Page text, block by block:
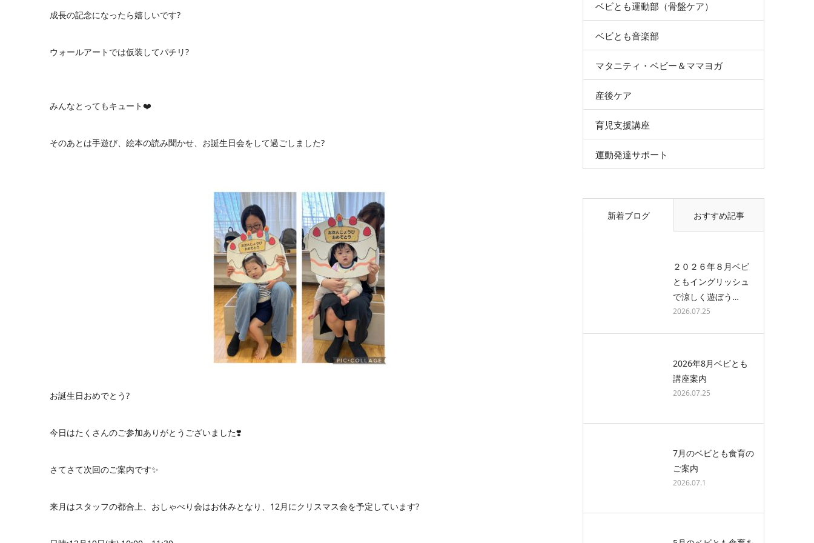
成長の記念になったら嬉しいです?
ウォールアートでは仮装してパチリ?
みんなとってもキュート❤️
そのあとは手遊び、絵本の読み聞かせ、お誕生日会をして過ごしました?
お誕生日おめでとう?
今日はたくさんのご参加ありがとうございました❣️
さてさて次回のご案内です✨
来月はスタッフの都合上、おしゃべり会はお休みとなり、12月にクリスマス会を予定しています?
ベビとも運動部（骨盤ケア）
ベビとも音楽部
マタニティ・ベビー＆ママヨガ
産後ケア
育児支援講座
運動発達サポート
新着ブログ おすすめ記事
２０２６年８月ベビ
ともイングリッシュ
で涼しく遊ぼう…
2026.07.25
2026年8月ベビとも
講座案内
2026.07.25
7月のベビとも食育の
ご案内
2026.07.1